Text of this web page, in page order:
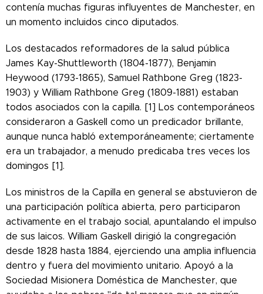
contenía muchas figuras influyentes de Manchester, en
un momento incluidos cinco diputados.
Los destacados reformadores de la salud pública
James Kay-Shuttleworth (1804-1877), Benjamin
Heywood (1793-1865), Samuel Rathbone Greg (1823-
1903) y William Rathbone Greg (1809-1881) estaban
todos asociados con la capilla. [1] Los contemporáneos
consideraron a Gaskell como un predicador brillante,
aunque nunca habló extemporáneamente; ciertamente
era un trabajador, a menudo predicaba tres veces los
domingos [1].
Los ministros de la Capilla en general se abstuvieron de
una participación política abierta, pero participaron
activamente en el trabajo social, apuntalando el impulso
de sus laicos. William Gaskell dirigió la congregación
desde 1828 hasta 1884, ejerciendo una amplia influencia
dentro y fuera del movimiento unitario. Apoyó a la
Sociedad Misionera Doméstica de Manchester, que